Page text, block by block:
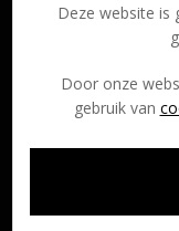
Deze website is
Door onze
gebruik van
Contact
Place Stéphanie
Uur